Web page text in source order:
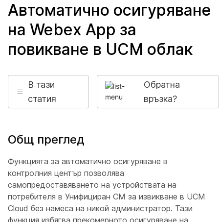
Автоматично осигуряване
на Webex App за
повикване в UCM облак
В тази
статия
Обратна
връзка?
Общ преглед
Функцията за автоматично осигуряване в
контролния център позволява
самопредоставяването на устройствата на
потребителя в Унифициран CM за извикване в UCM
Cloud без намеса на никой администратор. Тази
функция избягва прекомерното осигуряване на